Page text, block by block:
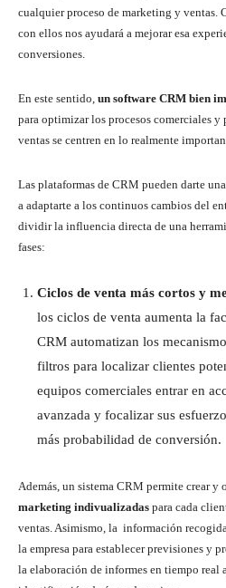
cualquier proceso de marketing y ventas.
con ellos nos ayudará a mejorar esa
conversiones.
En este sentido, un software CRM bien
para optimizar los procesos comerciales y
ventas se centren en lo realmente
Las plataformas de CRM pueden darte una
a adaptarte a los continuos cambios del
dividir la influencia directa de una
fases:
Ciclos de venta más cortos y
los ciclos de venta aumenta la
CRM automatizan los
filtros para localizar clientes
equipos comerciales entrar en
avanzada y focalizar sus
más probabilidad de conversión.
Además, un sistema CRM permite crear y
marketing indivualizadas para cada
ventas. Asimismo, la información
la empresa para establecer previsiones y
la elaboración de informes en tiempo real